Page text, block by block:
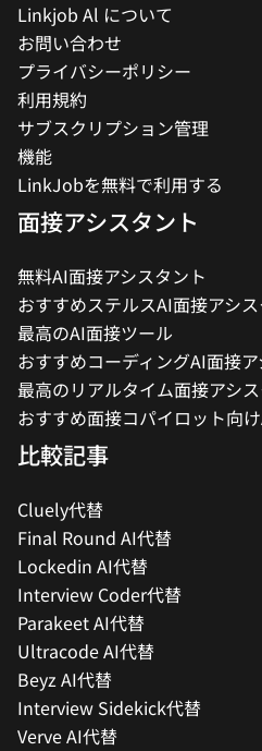
Linkjob Al について
お問い合わせ
プライバシーポリシー
利用規約
サブスクリプション管理
機能
LinkJobを無料で利用する
面接アシスタント
無料AI面接アシスタント
おすすめステルスAI面接アシ
最高のAI面接ツール
おすすめコーディングAI面接
最高のリアルタイム面接アシ
おすすめ面接コパイロット向
比較記事
Cluely代替
Final Round AI代替
Lockedin AI代替
Interview Coder代替
Parakeet AI代替
Ultracode AI代替
Beyz AI代替
Interview Sidekick代替
Verve AI代替